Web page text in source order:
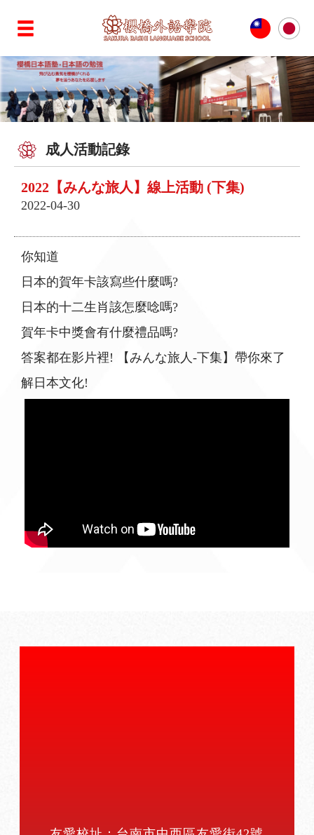
成人活動記錄
2022【みんな旅人】線上活動 (下集)
2022-04-30
你知道
日本的賀年卡該寫些什麼嗎?
日本的十二生肖該怎麼唸嗎?
賀年卡中獎會有什麼禮品嗎?
答案都在影片裡! 【みんな旅人-下集】帶你來了
解日本文化!